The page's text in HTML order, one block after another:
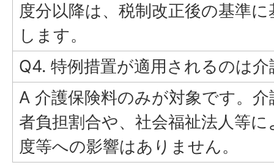
度分以降は、税制改正後の基準
します。
Q4. 特例措置が適用されるのは
A 介護保険料のみが対象です。
者負担割合や、社会福祉法人等
度等への影響はありません。